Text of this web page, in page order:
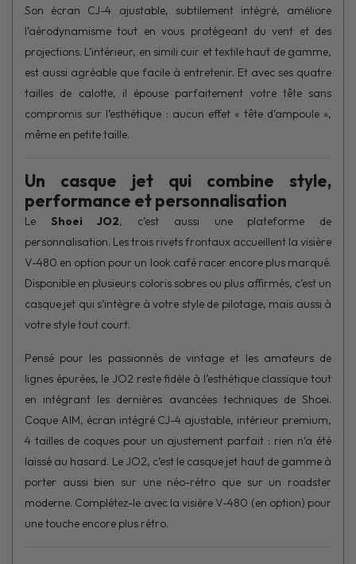
Son écran CJ-4 ajustable, subtilement intégré, améliore
l’aérodynamisme tout en vous protégeant du vent et des
projections. L’intérieur, en simili cuir et textile haut de gamme,
est aussi agréable que facile à entretenir. Et avec ses quatre
tailles de calotte, il épouse parfaitement votre tête sans
compromis sur l’esthétique : aucun effet « tête d’ampoule »,
même en petite taille.
Un casque jet qui combine style,
performance et personnalisation
Le Shoei JO2, c’est aussi une plateforme de
personnalisation. Les trois rivets frontaux accueillent la visière
V-480 en option pour un look café racer encore plus marqué.
Disponible en plusieurs coloris sobres ou plus affirmés, c’est un
casque jet qui s’intègre à votre style de pilotage, mais aussi à
votre style tout court.
Pensé pour les passionnés de vintage et les amateurs de
lignes épurées, le JO2 reste fidèle à l’esthétique classique tout
en intégrant les dernières avancées techniques de Shoei.
Coque AIM, écran intégré CJ-4 ajustable, intérieur premium,
4 tailles de coques pour un ajustement parfait : rien n’a été
laissé au hasard. Le JO2, c’est le casque jet haut de gamme à
porter aussi bien sur une néo-rétro que sur un roadster
moderne. Complétez-le avec la visière V-480 (en option) pour
une touche encore plus rétro.